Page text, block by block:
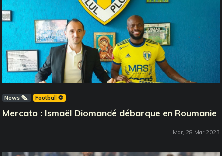
News 🗞️ Football ⚽️
Mercato : Ismaël Diomandé débarque en Roumanie
Mar, 28 Mar 2023